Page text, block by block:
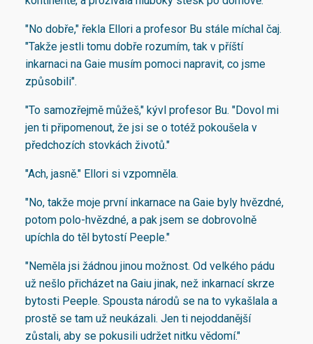
"No dobře," řekla Ellori a profesor Bu stále míchal čaj.
"Takže jestli tomu dobře rozumím, tak v příští
inkarnaci na Gaie musím pomoci napravit, co jsme
způsobili".
"To samozřejmě můžeš," kývl profesor Bu. "Dovol mi
jen ti připomenout, že jsi se o totéž pokoušela v
předchozích stovkách životů."
"Ach, jasně." Ellori si vzpomněla.
"No, takže moje první inkarnace na Gaie byly hvězdné,
potom polo-hvězdné, a pak jsem se dobrovolně
upíchla do těl bytostí Peeple."
"Neměla jsi žádnou jinou možnost. Od velkého pádu
už nešlo přicházet na Gaiu jinak, než inkarnací skrze
bytosti Peeple. Spousta národů se na to vykašlala a
prostě se tam už neukázali. Jen ti nejoddanější
zůstali, aby se pokusili udržet nitku vědomí."